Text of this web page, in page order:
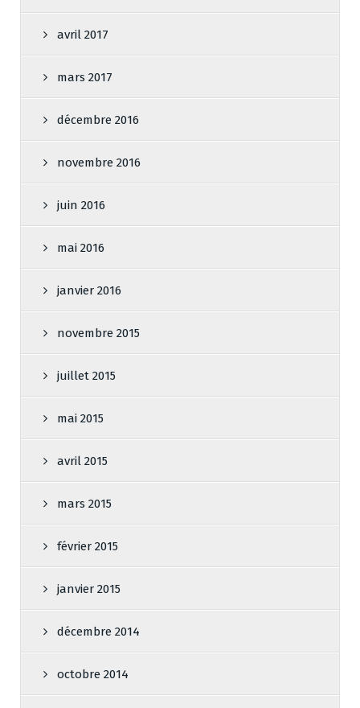
avril 2017
mars 2017
décembre 2016
novembre 2016
juin 2016
mai 2016
janvier 2016
novembre 2015
juillet 2015
mai 2015
avril 2015
mars 2015
février 2015
janvier 2015
décembre 2014
octobre 2014